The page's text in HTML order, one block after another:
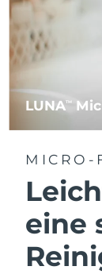
LUNATM
MICRO-
eine